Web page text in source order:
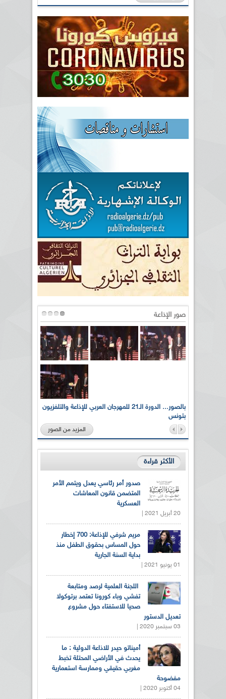
صور الإذاعة
بالصور... الدورة الـ21 للمهرجان العربي للإذاعة والتلفزيون
بتونس
المزيد من الصور
الأكثر قراءة
صدور أمر رئاسي يعدل ويتمم الأمر
المتضمن قانون المعاشات
العسكرية
20 أبريل 2021 |
مريم شرفي للإذاعة: 700 إخطار
حول المساس بحقوق الطفل منذ
بداية السنة الجارية
01 يونيو 2021 |
اللجنة العلمية لرصد ومتابعة
تفشي وباء كورونا تعتمد برتوكولا
صحيا للاستفتاء حول مشروع
تعديل الدستور
03 سبتمبر 2020 |
أميناتو حيدر للاذاعة الدولية : ما
يحدث في الأراضي المحتلة تخبط
مغربي حقيقي وممارسة استعمارية
مفضوحة
04 أكتوبر 2020 |